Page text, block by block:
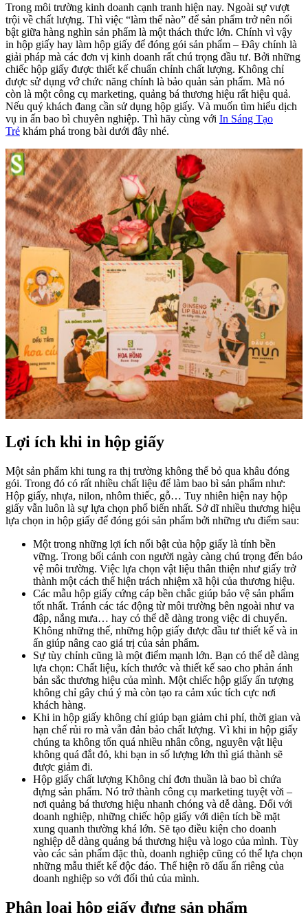
Trong môi trường kinh doanh cạnh tranh hiện nay. Ngoài sự vượt
trội về chất lượng. Thì việc “làm thế nào” để sản phẩm trở nên nổi
bật giữa hàng nghìn sản phẩm là một thách thức lớn. Chính vì vậy
in hộp giấy hay làm hộp giấy để đóng gói sản phẩm – Đây chính là
giải pháp mà các đơn vị kinh doanh rất chú trọng đầu tư. Bởi những
chiếc hộp giấy được thiết kế chuẩn chỉnh chất lượng. Không chỉ
được sử dụng vớ chức năng chính là bảo quản sản phẩm. Mà nó
còn là một công cụ marketing, quảng bá thương hiệu rất hiệu quả.
Nếu quý khách đang cần sử dụng hộp giấy. Và muốn tìm hiểu dịch
vụ in ấn bao bì chuyên nghiệp. Thì hãy cùng với In Sáng Tạo
Trẻ khám phá trong bài dưới đây nhé.
Lợi ích khi in hộp giấy
Một sản phẩm khi tung ra thị trường không thể bỏ qua khâu đóng
gói. Trong đó có rất nhiều chất liệu để làm bao bì sản phẩm như:
Hộp giấy, nhựa, nilon, nhôm thiếc, gỗ… Tuy nhiên hiện nay hộp
giấy vẫn luôn là sự lựa chọn phổ biến nhất. Sở dĩ nhiều thương hiệu
lựa chọn in hộp giấy để đóng gói sản phẩm bởi những ưu điểm sau:
Một trong những lợi ích nổi bật của hộp giấy là tính bền
vững. Trong bối cảnh con người ngày càng chú trọng đến bảo
vệ môi trường. Việc lựa chọn vật liệu thân thiện như giấy trở
thành một cách thể hiện trách nhiệm xã hội của thương hiệu.
Các mẫu hộp giấy cứng cáp bền chắc giúp bảo vệ sản phẩm
tốt nhất. Tránh các tác động từ môi trường bên ngoài như va
đập, nắng mưa… hay có thể dễ dàng trong việc di chuyển.
Không những thế, những hộp giấy được đầu tư thiết kế và in
ấn giúp nâng cao giá trị của sản phẩm.
Sự tùy chỉnh cũng là một điểm mạnh lớn. Bạn có thể dễ dàng
lựa chọn: Chất liệu, kích thước và thiết kế sao cho phản ánh
bản sắc thương hiệu của mình. Một chiếc hộp giấy ấn tượng
không chỉ gây chú ý mà còn tạo ra cảm xúc tích cực nơi
khách hàng.
Khi in hộp giấy không chỉ giúp bạn giảm chi phí, thời gian và
hạn chế rủi ro mà vẫn đản bảo chất lượng. Vì khi in hộp giấy
chúng ta không tốn quá nhiều nhân công, nguyên vật liệu
không quá đắt đỏ, khi bạn in số lượng lớn thì giá thành sẽ
được giảm đi.
Hộp giấy chất lượng Không chỉ đơn thuần là bao bì chứa
đựng sản phẩm. Nó trở thành công cụ marketing tuyệt vời –
nơi quảng bá thương hiệu nhanh chóng và dễ dàng. Đối với
doanh nghiệp, những chiếc hộp giấy với diện tích bề mặt
xung quanh thường khá lớn. Sẽ tạo điều kiện cho doanh
nghiệp dễ dàng quảng bá thương hiệu và logo của mình. Tùy
vào các sản phẩm đặc thù, doanh nghiệp cũng có thể lựa chọn
những mẫu thiết kế độc đáo. Thể hiện rõ dấu ấn riêng của
doanh nghiệp so với đối thủ của mình.
Phân loại hộp giấy đựng sản phẩm